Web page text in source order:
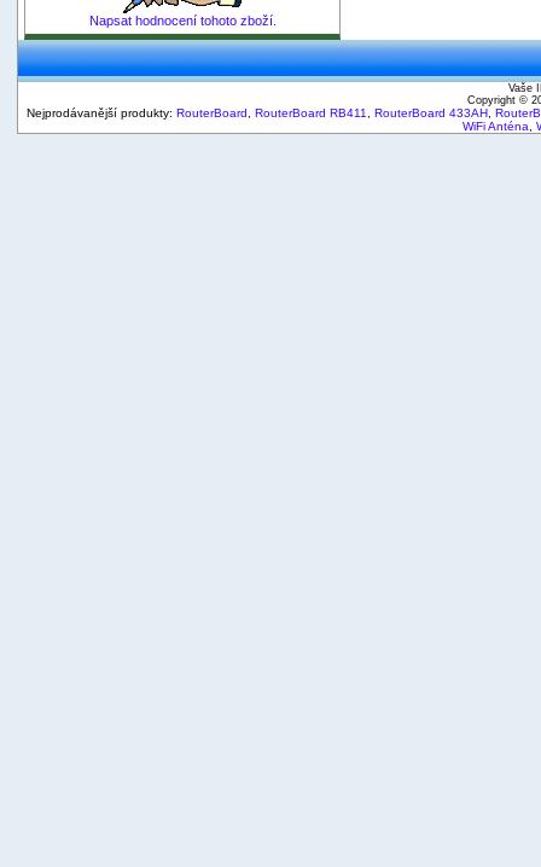
Napsat hodnocení tohoto zboží.
Vaše
Copyright ©
Nejprodávanější produkty: RouterBoard RouterBoard RB411 RouterBoard 433AH
WiFi Anténa